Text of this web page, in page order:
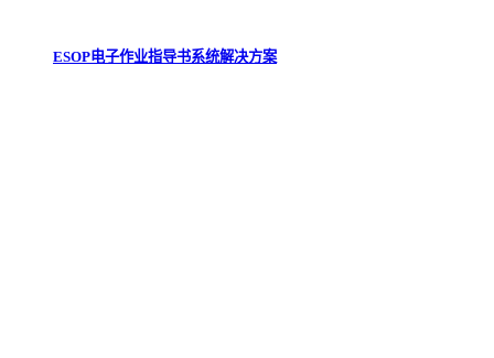
ESOP电子作业指导书系统解决方案